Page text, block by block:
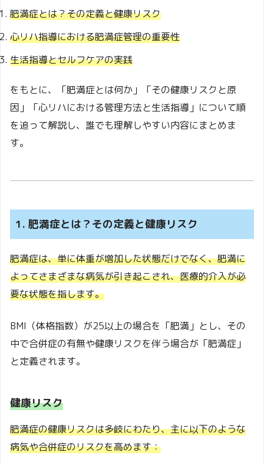
肥満症とは？その定義と健康リスク
心リハ指導における肥満症管理の重要性
生活指導とセルフケアの実践
をもとに、「肥満症とは何か」「その健康リスクと原
因」「心リハにおける管理方法と生活指導」について順
を追って解説し、誰でも理解しやすい内容にまとめま
す。
1. 肥満症とは？その定義と健康リスク
肥満症は、単に体重が増加した状態だけでなく、肥満に
よってさまざまな病気が引き起こされ、医療的介入が必
要な状態を指します。
BMI（体格指数）が25以上の場合を「肥満」とし、その
中で合併症の有無や健康リスクを伴う場合が「肥満症」
と定義されます。
健康リスク
肥満症の健康リスクは多岐にわたり、主に以下のような
病気や合併症のリスクを高めます：